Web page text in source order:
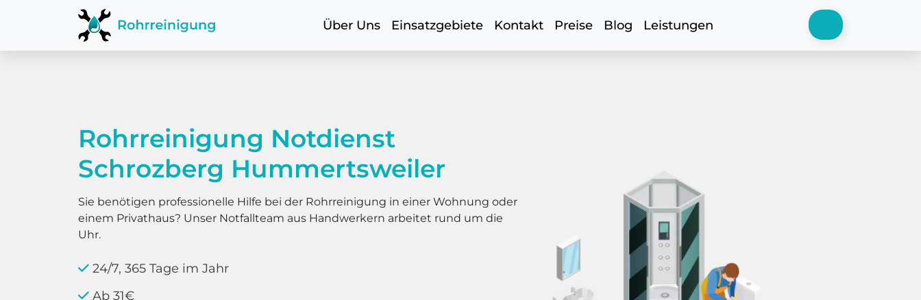
Über Uns Einsatzgebiete Kontakt Preise Blog Leistungen
Rohrreinigung Notdienst
Schrozberg Hummertsweiler
Sie benötigen professionelle Hilfe bei der Rohrreinigung in einer Wohnung oder
einem Privathaus? Unser Notfallteam aus Handwerkern arbeitet rund um die
Uhr.
24/7, 365 Tage im Jahr
Ab 31€